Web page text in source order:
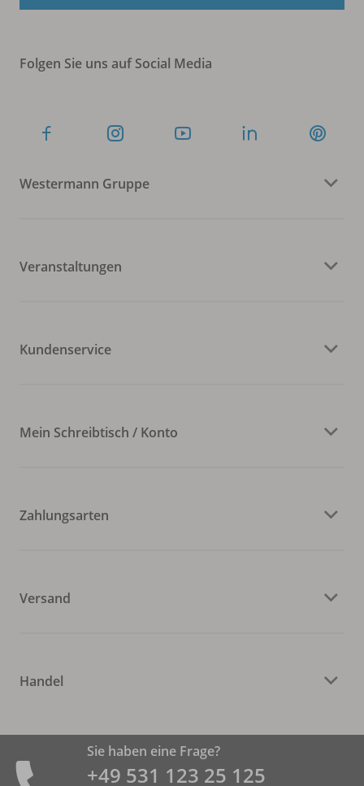
Folgen Sie uns auf Social Media
Westermann Gruppe
Veranstaltungen
Kundenservice
Mein Schreibtisch / Konto
Zahlungsarten
Versand
Handel
Sie haben eine Frage?
+49 531 ­123 25 125